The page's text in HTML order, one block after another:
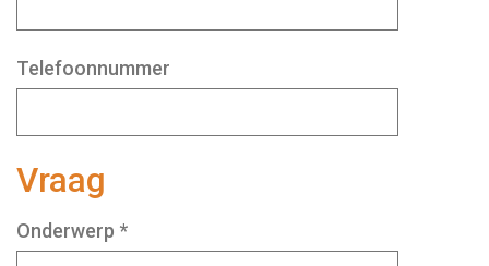
Telefoonnummer
Vraag
Onderwerp *